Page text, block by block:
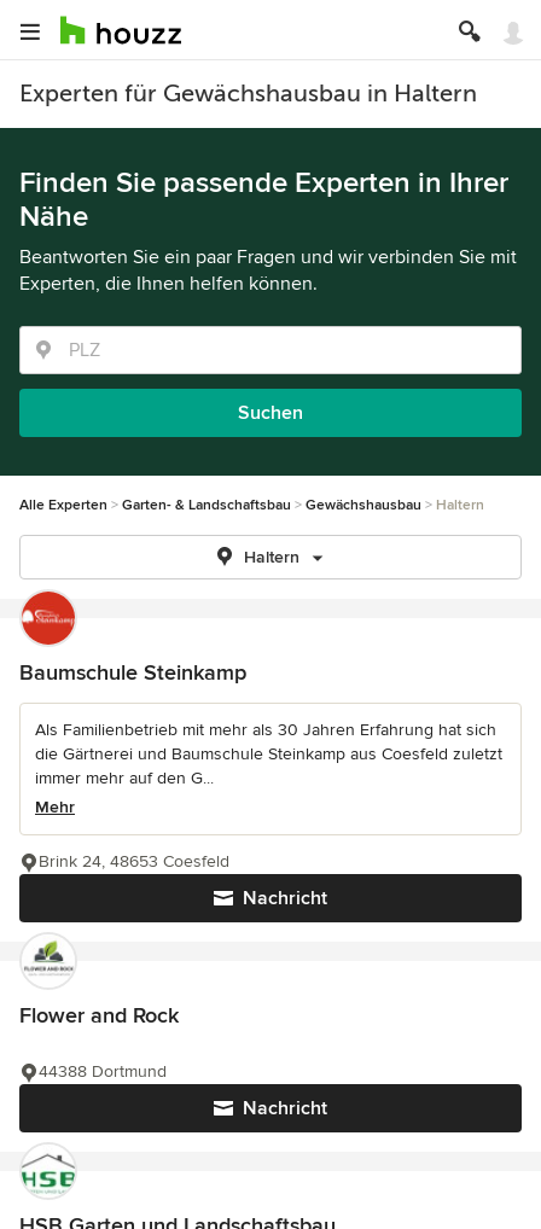
Experten für Gewächshausbau in Haltern
Finden Sie passende Experten in Ihrer
Nähe
Beantworten Sie ein paar Fragen und wir verbinden Sie mit
Experten, die Ihnen helfen können.
Suchen
Alle Experten Garten- & Landschaftsbau Gewächshausbau Haltern
Haltern
Baumschule Steinkamp
Als Familienbetrieb mit mehr als 30 Jahren Erfahrung hat sich
die Gärtnerei und Baumschule Steinkamp aus Coesfeld zuletzt
immer mehr auf den G...
Mehr
Nachricht
Brink 24, 48653 Coesfeld
Flower and Rock
Nachricht
44388 Dortmund